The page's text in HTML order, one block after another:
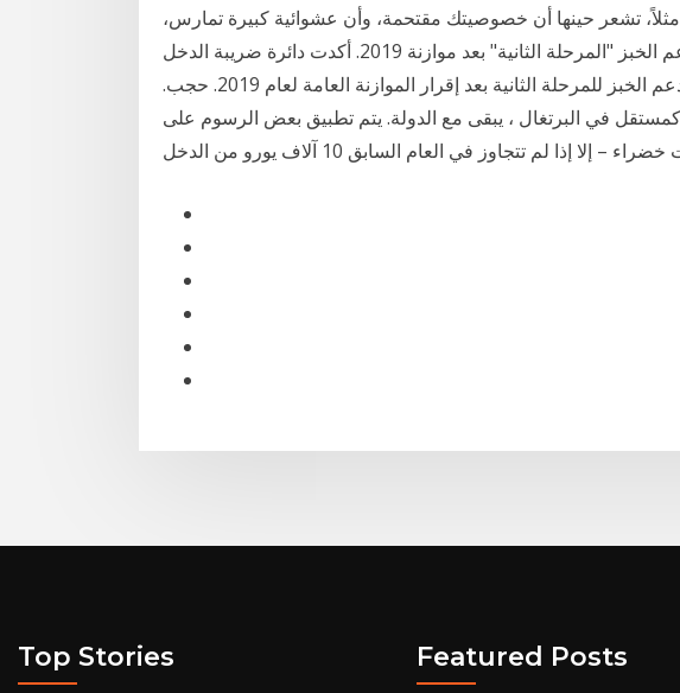
مثلاً، تشعر حينها أن خصوصيتك مقتحمة، وأن عشوائية كبيرة تمارس،
فإدارة تلك "الضريبة": صرف دعم الخبز "المرحلة الثانية" بعد موازنة 2019. أكدت دائرة ضريبة الدخل
والمبيعات، أن الحكومة ستقوم بصرف دعم الخبز للمرحلة الثانية بعد إقرار الموازنة العامة لعام 2019. حجب.
في البرتغال ، يبقى مع الدولة. يتم تطبيق بعض الرسوم على
Top Stories Featured Posts